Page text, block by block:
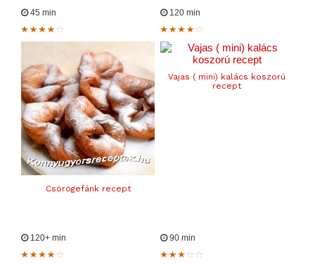
45 min
Csörögefánk recept
120 min
Vajas ( mini) kalács koszorú
recept
120+ min 90 min